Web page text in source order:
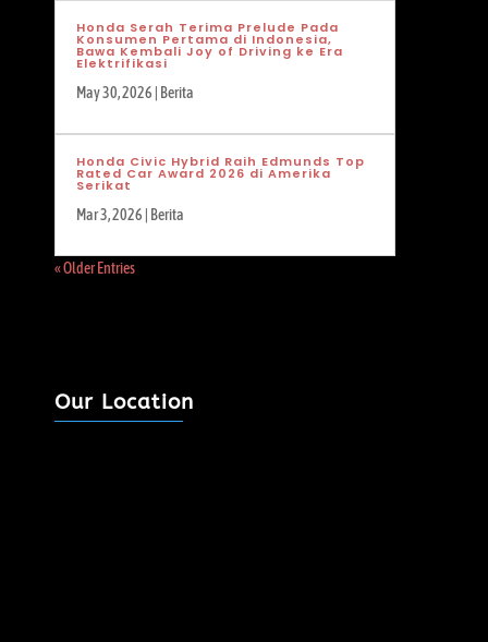
Honda Serah Terima Prelude Pada
Konsumen Pertama di Indonesia,
Bawa Kembali Joy of Driving ke Era
Elektrifikasi
May 30, 2026 | Berita
Honda Civic Hybrid Raih Edmunds Top
Rated Car Award 2026 di Amerika
Serikat
Mar 3, 2026 | Berita
« Older Entries
Our Location